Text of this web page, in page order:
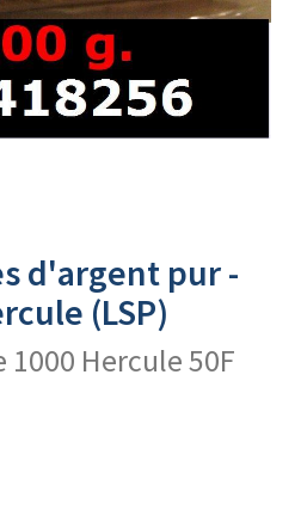
d'argent pur -
(LSP)
1000 Hercule 50F